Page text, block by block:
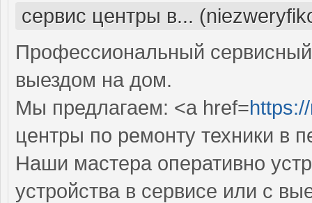
сервис центры в...
Профессиональный
выездом на дом.
Мы предлагаем: <a href=
центры по ремонту техники в
Наши мастера оперативно
устройства в сервисе или с